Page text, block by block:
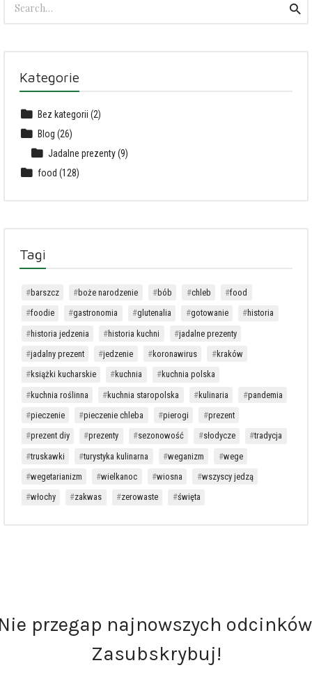
for:
Kategorie
Bez kategorii (2)
Blog (26)
Jadalne prezenty(9)
food (128)
Tagi
barszcz boże narodzenie bób chleb
food
foodie
gastronomia glutenalia gotowanie
historia
historia jedzenia
historia kuchni
jadalne prezenty
jadalny prezent
jedzenie koronawirus
kraków
książki kucharskie
kuchnia
kuchnia polska
kuchnia roślinna
kuchnia staropolska kulinaria
pandemia
pieczenie
pieczenie chleba pierogi
prezent
prezent diy
prezenty sezonowość słodycze
tradycja
truskawki
turystyka kulinarna weganizm
wege
wegetarianizm
wielkanoc wiosna
wszyscy jedzą
włochy
zakwas zerowaste święta
przegap najnowszych
Zasubskrybuj!